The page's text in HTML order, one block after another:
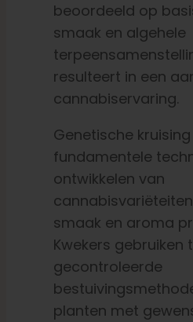
beoordeeld op
smaak en algehele
resulteert in een
cannabiservaring.
Genetische
fundamentele
ontwikkelen van
smaak en aroma
Kwekers gebruiken
gecontroleerde
planten met